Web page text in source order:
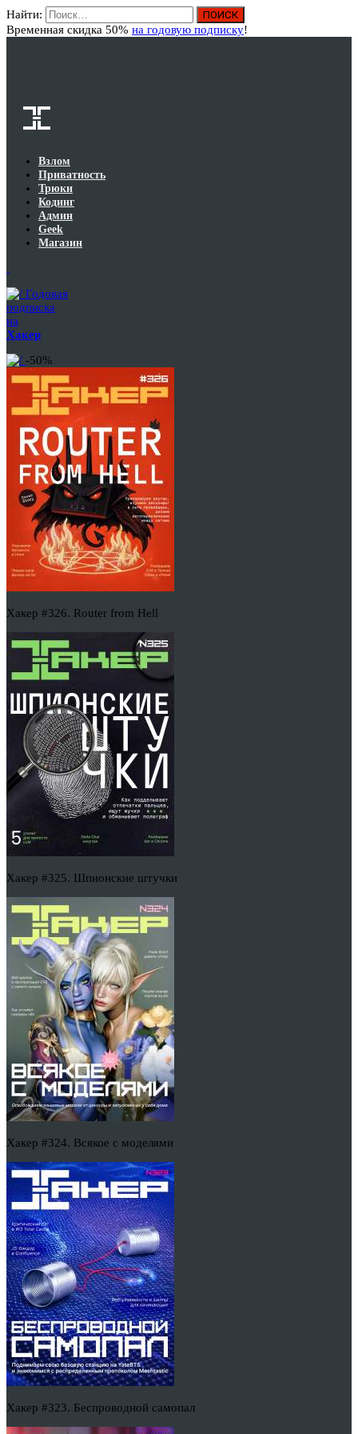
Найти:
Временная скидка 50% на годовую подписку!
Взлом
Приватность
Трюки
Кодинг
Админ
Geek
Магазин
Годовая
подписка
на
Хакер
-50%
Хакер #326. Router from Hell
Хакер #325. Шпионские штучки
Хакер #324. Всякое с моделями
Хакер #323. Беспроводной самопал